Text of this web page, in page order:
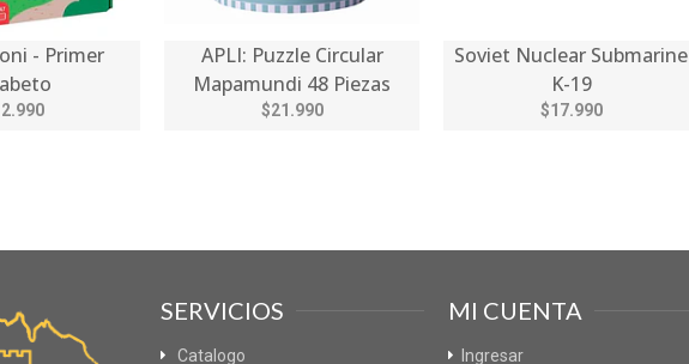
- Primer
APLI: Puzzle Circular
Mapamundi 48 Piezas
$21.990
Soviet Nuclear Submarine
K-19
$17.990
SERVICIOS
Catalogo
MI CUENTA
Ingresar